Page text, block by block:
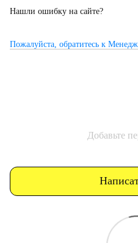
Нашли ошибку на сайте?
Пожалуйста, обратитесь к
Добавьте